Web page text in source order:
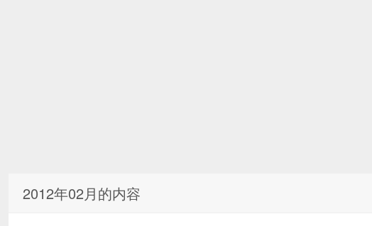
2012年02月的内容